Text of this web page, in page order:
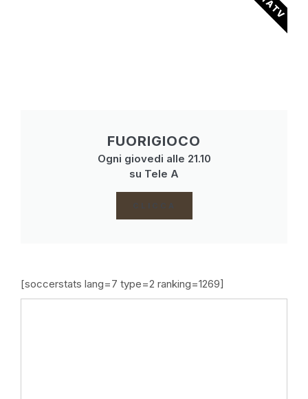
FUORIGIOCO
Ogni giovedi alle 21.10
su Tele A
CLICCA
[soccerstats lang=7 type=2 ranking=1269]